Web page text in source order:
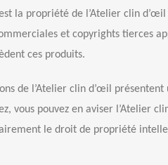
la propriété de l’Atelier clin
et copyrights tierces
ces produits.
de l’Atelier clin d’œil
vous pouvez en aviser l’Atelier
le droit de propriété